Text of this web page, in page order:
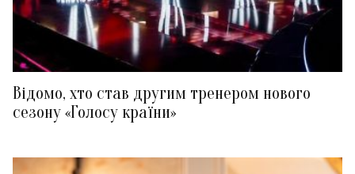
Відомо, хто став другим тренером нового
сезону «Голосу країни»